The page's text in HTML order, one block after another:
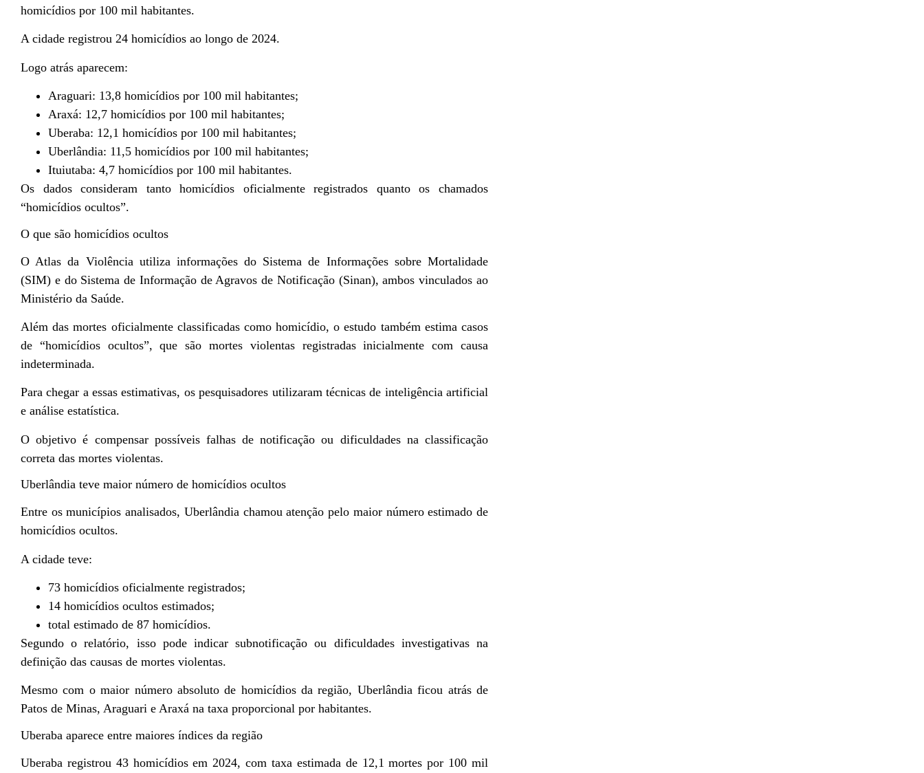
homicídios por 100 mil habitantes.
A cidade registrou 24 homicídios ao longo de 2024.
Logo atrás aparecem:
Araguari: 13,8 homicídios por 100 mil habitantes;
Araxá: 12,7 homicídios por 100 mil habitantes;
Uberaba: 12,1 homicídios por 100 mil habitantes;
Uberlândia: 11,5 homicídios por 100 mil habitantes;
Ituiutaba: 4,7 homicídios por 100 mil habitantes.
Os dados consideram tanto homicídios oficialmente registrados quanto os chamados
“homicídios ocultos”.
O que são homicídios ocultos
O Atlas da Violência utiliza informações do Sistema de Informações sobre Mortalidade
(SIM) e do Sistema de Informação de Agravos de Notificação (Sinan), ambos vinculados ao
Ministério da Saúde.
Além das mortes oficialmente classificadas como homicídio, o estudo também estima casos
de “homicídios ocultos”, que são mortes violentas registradas inicialmente com causa
indeterminada.
Para chegar a essas estimativas, os pesquisadores utilizaram técnicas de inteligência artificial
e análise estatística.
O objetivo é compensar possíveis falhas de notificação ou dificuldades na classificação
correta das mortes violentas.
Uberlândia teve maior número de homicídios ocultos
Entre os municípios analisados, Uberlândia chamou atenção pelo maior número estimado de
homicídios ocultos.
A cidade teve:
73 homicídios oficialmente registrados;
14 homicídios ocultos estimados;
total estimado de 87 homicídios.
Segundo o relatório, isso pode indicar subnotificação ou dificuldades investigativas na
definição das causas de mortes violentas.
Mesmo com o maior número absoluto de homicídios da região, Uberlândia ficou atrás de
Patos de Minas, Araguari e Araxá na taxa proporcional por habitantes.
Uberaba aparece entre maiores índices da região
Uberaba registrou 43 homicídios em 2024, com taxa estimada de 12,1 mortes por 100 mil